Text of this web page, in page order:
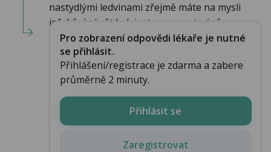
nastydlými ledvinami zřejmě máte na mysli
infekční zánět ledvin, ten se projeví vě...
Pro zobrazení odpovědi lékaře je nutné
se přihlásit.
Přihlášení/registrace je zdarma a zabere
průměrně 2 minuty.
Přihlásit se
Zaregistrovat